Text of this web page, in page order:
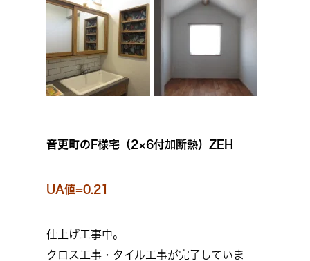
音更町のF様宅（2×6付加断熱）ZEH
UA値=0.21
仕上げ工事中。
クロス工事・タイル工事が完了していま